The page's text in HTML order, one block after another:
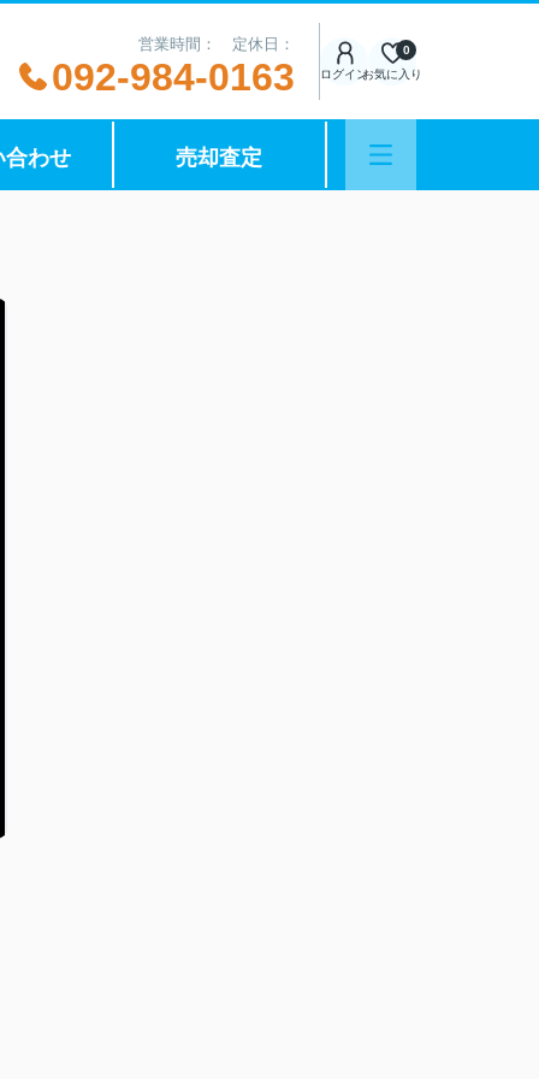
営業時間： 定休日：
092-984-0163 ログインお気に入り
0
合わせ 売却査定